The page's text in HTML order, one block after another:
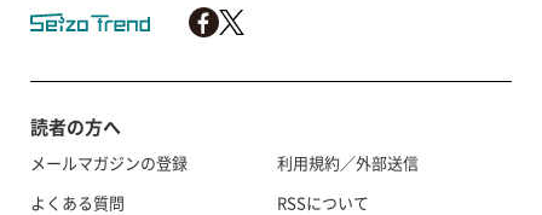
読者の方へ
メールマガジンの登録
よくある質問
利用規約／外部送信
RSSについて